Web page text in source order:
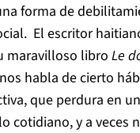
forma de
El escritor
maravilloso libroLe
habla de cierto
que perdura en
cotidiano, y a veces